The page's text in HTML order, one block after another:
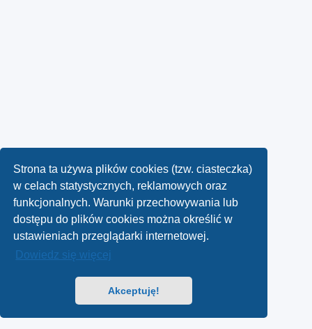
Strona ta używa plików cookies (tzw. ciasteczka)
w celach statystycznych, reklamowych oraz
funkcjonalnych. Warunki przechowywania lub
dostępu do plików cookies można określić w
ustawieniach przeglądarki internetowej.
Dowiedz się więcej
Akceptuję!